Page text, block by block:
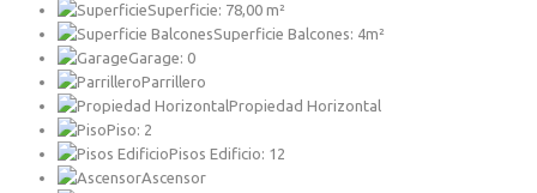
Superficie: 78,00 m²
Superficie Balcones: 4m²
Garage: 0
Parrillero
Propiedad Horizontal
Piso: 2
Pisos Edificio: 12
Ascensor